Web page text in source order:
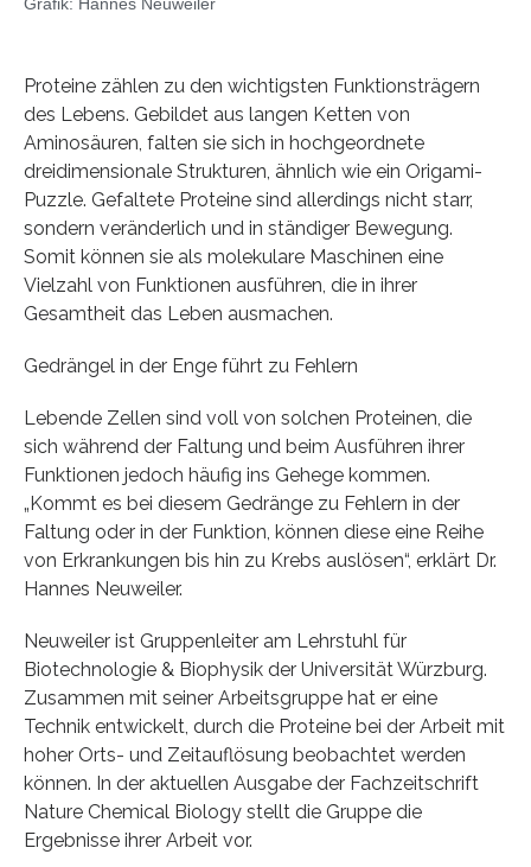
Grafik: Hannes Neuweiler
Proteine zählen zu den wichtigsten Funktionsträgern
des Lebens. Gebildet aus langen Ketten von
Aminosäuren, falten sie sich in hochgeordnete
dreidimensionale Strukturen, ähnlich wie ein Origami-
Puzzle. Gefaltete Proteine sind allerdings nicht starr,
sondern veränderlich und in ständiger Bewegung.
Somit können sie als molekulare Maschinen eine
Vielzahl von Funktionen ausführen, die in ihrer
Gesamtheit das Leben ausmachen.
Gedrängel in der Enge führt zu Fehlern
Lebende Zellen sind voll von solchen Proteinen, die
sich während der Faltung und beim Ausführen ihrer
Funktionen jedoch häufig ins Gehege kommen.
„Kommt es bei diesem Gedränge zu Fehlern in der
Faltung oder in der Funktion, können diese eine Reihe
von Erkrankungen bis hin zu Krebs auslösen“, erklärt Dr.
Hannes Neuweiler.
Neuweiler ist Gruppenleiter am Lehrstuhl für
Biotechnologie & Biophysik der Universität Würzburg.
Zusammen mit seiner Arbeitsgruppe hat er eine
Technik entwickelt, durch die Proteine bei der Arbeit mit
hoher Orts- und Zeitauflösung beobachtet werden
können. In der aktuellen Ausgabe der Fachzeitschrift
Nature Chemical Biology stellt die Gruppe die
Ergebnisse ihrer Arbeit vor.